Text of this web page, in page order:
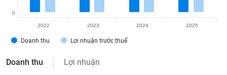
Doanh thu Lợi nhuận trước thuế
0
2022 2023 2024 2025
Doanh thu Lợi nhuận